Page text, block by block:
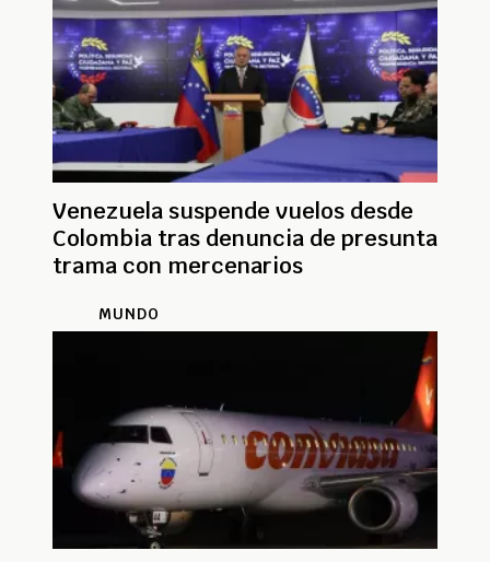
Venezuela suspende vuelos desde
Colombia tras denuncia de presunta
trama con mercenarios
MUNDO